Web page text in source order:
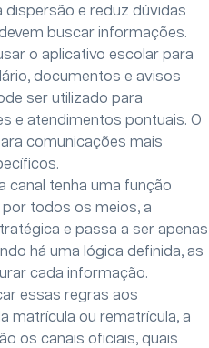
dispersão e reduz dúvidas
buscar informações.
o aplicativo escolar para
documentos e avisos
ser utilizado para
e atendimentos pontuais. O
comunicações mais
canal tenha uma função
todos os meios, a
e passa a ser apenas
há uma lógica definida, as
cada informação.
essas regras aos
matrícula ou rematrícula, a
os canais oficiais, quais